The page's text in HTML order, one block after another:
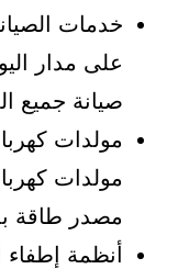
خدمات
على مدار
صيانة جميع
مولدات
مولدات
مصدر طاقة
أنظمة